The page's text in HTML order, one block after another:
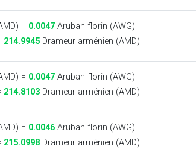
= 0.0047Aruban florin (AWG)
214.9945Drameur arménien (AMD)
= 0.0047Aruban florin (AWG)
214.8103Drameur arménien (AMD)
= 0.0046Aruban florin (AWG)
215.0998Drameur arménien (AMD)